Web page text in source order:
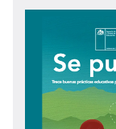
mi
cuenta